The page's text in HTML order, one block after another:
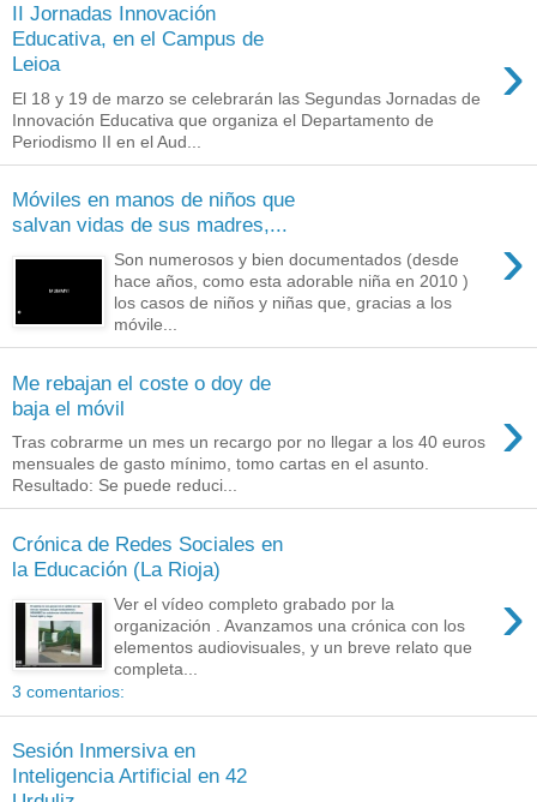
II Jornadas Innovación
Educativa, en el Campus de
Leioa
›
El 18 y 19 de marzo se celebrarán las Segundas Jornadas de
Innovación Educativa que organiza el Departamento de
Periodismo II en el Aud...
Móviles en manos de niños que
salvan vidas de sus madres,...
›
Son numerosos y bien documentados (desde
hace años, como esta adorable niña en 2010 )
los casos de niños y niñas que, gracias a los
móvile...
Me rebajan el coste o doy de
baja el móvil
›
Tras cobrarme un mes un recargo por no llegar a los 40 euros
mensuales de gasto mínimo, tomo cartas en el asunto.
Resultado: Se puede reduci...
Crónica de Redes Sociales en
la Educación (La Rioja)
›
Ver el vídeo completo grabado por la
organización . Avanzamos una crónica con los
elementos audiovisuales, y un breve relato que
completa...
3 comentarios:
Sesión Inmersiva en
Inteligencia Artificial en 42